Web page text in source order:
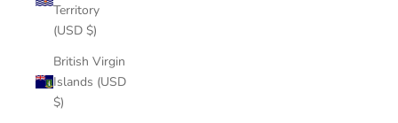
Territory
(USD $)
British Virgin
Islands (USD
$)